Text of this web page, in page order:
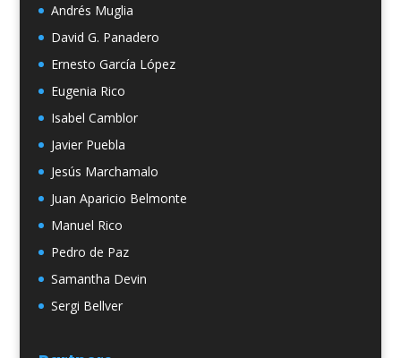
Andrés Muglia
David G. Panadero
Ernesto García López
Eugenia Rico
Isabel Camblor
Javier Puebla
Jesús Marchamalo
Juan Aparicio Belmonte
Manuel Rico
Pedro de Paz
Samantha Devin
Sergi Bellver